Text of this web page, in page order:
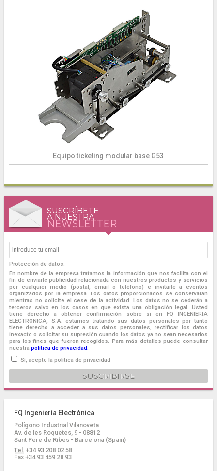
Equipo ticketing modular base G53
SUSCRÍBETE
A NUESTRA
NEWSLETTER
Protección de datos:
En nombre de la empresa tratamos la información que nos facilita con el
fin de enviarle publicidad relacionada con nuestros productos y servicios
por cualquier medio (postal, email o teléfono) e invitarle a eventos
organizados por la empresa. Los datos proporcionados se conservarán
mientras no solicite el cese de la actividad. Los datos no se cederán a
terceros salvo en los casos en que exista una obligación legal. Usted
tiene derecho a obtener confirmación sobre si en FQ INGENIERIA
ELECTRONICA, S.A. estamos tratando sus datos personales por tanto
tiene derecho a acceder a sus datos personales, rectificar los datos
inexacto o solicitar su supresión cuando los datos ya no sean necesarios
para los fines que fueron recogidos. Para más detalles puede consultar
nuestra política de privacidad.
Sí, acepto la política de privacidad
FQ Ingeniería Electrónica
Polígono Industrial Vilanoveta
Av. de les Roquetes, 9 - 08812
Sant Pere de Ribes - Barcelona (Spain)
Tel.+34 93 208 02 58
Fax +34 93 459 28 93